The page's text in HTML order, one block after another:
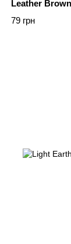
Leather
79 грн